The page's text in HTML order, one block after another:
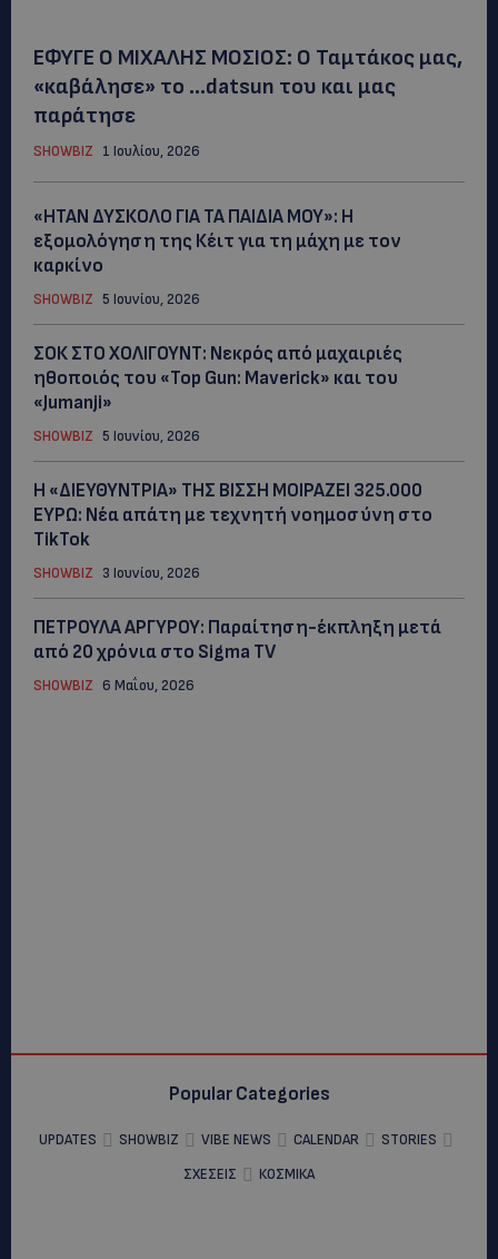
ΕΦΥΓΕ Ο ΜΙΧΑΛΗΣ ΜΟΣΙΟΣ: Ο Ταμτάκος μας,
«καβάλησε» το …datsun του και μας
παράτησε
SHOWBIZ 1 Ιουλίου, 2026
«ΗΤΑΝ ΔΥΣΚΟΛΟ ΓΙΑ ΤΑ ΠΑΙΔΙΑ ΜΟΥ»: Η
εξομολόγηση της Κέιτ για τη μάχη με τον
καρκίνο
SHOWBIZ 5 Ιουνίου, 2026
ΣΟΚ ΣΤΟ ΧΟΛΙΓΟΥΝΤ: Νεκρός από μαχαιριές
ηθοποιός του «Top Gun: Maverick» και του
«Jumanji»
SHOWBIZ 5 Ιουνίου, 2026
Η «ΔΙΕΥΘΥΝΤΡΙΑ» ΤΗΣ ΒΙΣΣΗ ΜΟΙΡΑΖΕΙ 325.000
ΕΥΡΩ: Νέα απάτη με τεχνητή νοημοσύνη στο
TikTok
SHOWBIZ 3 Ιουνίου, 2026
ΠΕΤΡΟΥΛΑ ΑΡΓΥΡΟΥ: Παραίτηση-έκπληξη μετά
από 20 χρόνια στο Sigma TV
SHOWBIZ 6 Μαΐου, 2026
Popular Categories
UPDATES SHOWBIZ VIBE NEWS CALENDAR
STORIES
ΣΧΕΣΕΙΣ
ΚΟΣΜΙΚΑ